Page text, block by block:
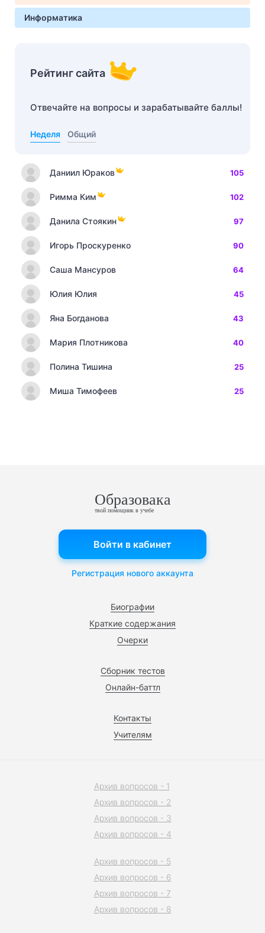
Информатика
Рейтинг сайта
Отвечайте на вопросы и зарабатывайте баллы!
Неделя Общий
Даниил Юраков 105
Римма Ким 102
Данила Стоякин 97
Игорь Проскуренко 90
Саша Мансуров 64
Юлия Юлия 45
Яна Богданова 43
Мария Плотникова 40
Полина Тишина 25
Миша Тимофеев 25
Образовака
твой помощник в учебе
Биографии
Краткие содержания
Очерки
Сборник тестов
Онлайн-баттл
Контакты
Учителям
Войти в кабинет
Регистрация нового аккаунта
Архив вопросов - 1
Архив вопросов - 2
Архив вопросов - 3
Архив вопросов - 4
Архив вопросов - 5
Архив вопросов - 6
Архив вопросов - 7
Архив вопросов - 8